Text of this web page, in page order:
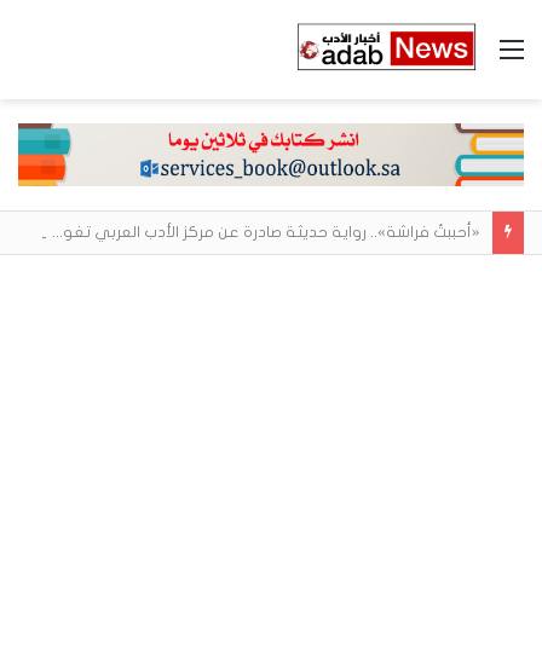
القائمة
«أحببتُ فراشة».. رواية حديثة صادرة عن مركز الأدب العربي تغوص في هشاشة الحب وصراعات الذات